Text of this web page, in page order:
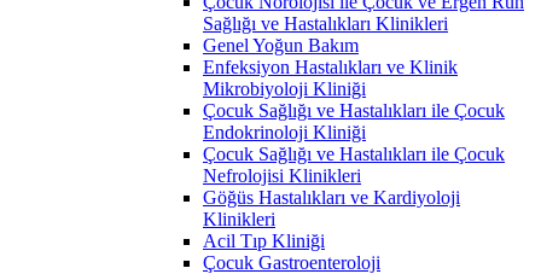
Sağlığı ve Hastalıkları Klinikleri
Genel Yoğun Bakım
Enfeksiyon Hastalıkları ve Klinik
Mikrobiyoloji Kliniği
Çocuk Sağlığı ve Hastalıkları ile Çocuk
Endokrinoloji Kliniği
Çocuk Sağlığı ve Hastalıkları ile Çocuk
Nefrolojisi Klinikleri
Göğüs Hastalıkları ve Kardiyoloji
Klinikleri
Acil Tıp Kliniği
Çocuk Gastroenteroloji